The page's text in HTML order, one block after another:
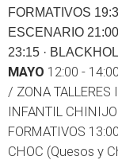
FORMATIVOS
ESCENARIO
23:15 ·
MAYO 12:00 -
/ ZONA TALLERES
INFANTIL
FORMATIVOS
CHOC (Quesos y